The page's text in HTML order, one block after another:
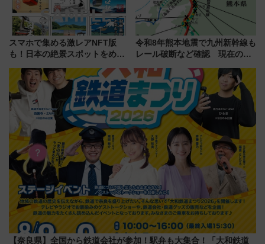
スマホで集める激レアNFT版
も！日本の絶景スポットをめぐ
ん)」企画がスタート
令和8年熊本地震で九州新幹線も
レール破断など確認 現在の運
響
【奈良県】全国から鉄道会社が参加！駅弁も大集合！「大和鉄道